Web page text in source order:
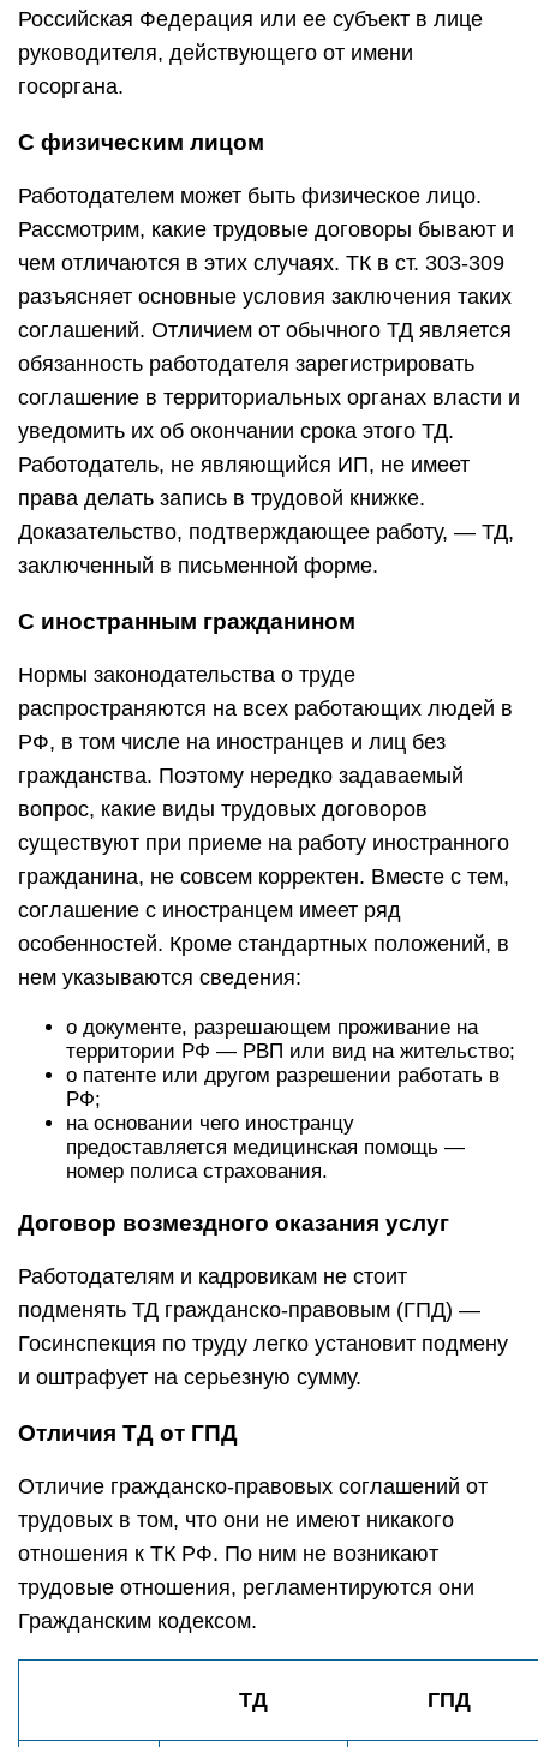
Российская Федерация или ее субъект в лице
руководителя, действующего от имени
госоргана.
С физическим лицом
Работодателем может быть физическое лицо.
Рассмотрим, какие трудовые договоры бывают и
чем отличаются в этих случаях. ТК в ст. 303-309
разъясняет основные условия заключения таких
соглашений. Отличием от обычного ТД является
обязанность работодателя зарегистрировать
соглашение в территориальных органах власти и
уведомить их об окончании срока этого ТД.
Работодатель, не являющийся ИП, не имеет
права делать запись в трудовой книжке.
Доказательство, подтверждающее работу, — ТД,
заключенный в письменной форме.
С иностранным гражданином
Нормы законодательства о труде
распространяются на всех работающих людей в
РФ, в том числе на иностранцев и лиц без
гражданства. Поэтому нередко задаваемый
вопрос, какие виды трудовых договоров
существуют при приеме на работу иностранного
гражданина, не совсем корректен. Вместе с тем,
соглашение с иностранцем имеет ряд
особенностей. Кроме стандартных положений, в
нем указываются сведения:
о документе, разрешающем проживание на
территории РФ — РВП или вид на жительство;
о патенте или другом разрешении работать в
РФ;
на основании чего иностранцу
предоставляется медицинская помощь —
номер полиса страхования.
Договор возмездного оказания услуг
Работодателям и кадровикам не стоит
подменять ТД гражданско-правовым (ГПД) —
Госинспекция по труду легко установит подмену
и оштрафует на серьезную сумму.
Отличия ТД от ГПД
Отличие гражданско-правовых соглашений от
трудовых в том, что они не имеют никакого
отношения к ТК РФ. По ним не возникают
трудовые отношения, регламентируются они
Гражданским кодексом.
ТД ГПД